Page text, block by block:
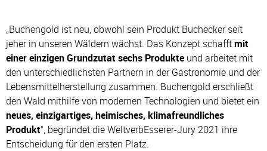
„Buchengold ist neu, obwohl sein Produkt Buchecker seit
jeher in unseren Wäldern wächst. Das Konzept schafftmit
einer einzigen Grundzutat sechs Produkte und arbeitet mit
den unterschiedlichsten Partnern in der Gastronomie und der
Lebensmittelherstellung zusammen. Buchengold erschließt
den Wald mithilfe von modernen Technologien und bietet ein
neues, einzigartiges, heimisches, klimafreundliches
Produkt“, begründet die WeltverbEsserer-Jury 2021 ihre
Entscheidung für den ersten Platz.